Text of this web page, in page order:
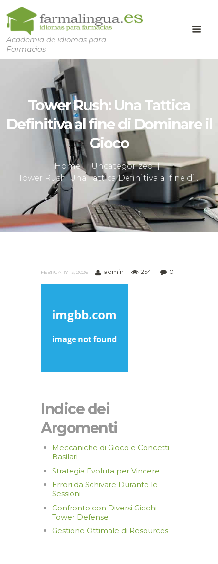
Academia de idiomas para
Farmacias
Tower Rush: Una Tattica
Definitiva al fine di Dominare il
Gioco
Home
Uncategorized
Tower Rush: Una Tattica Definitiva al fine di...
FEBRUARY 13, 2026 admin 254 0
Indice dei
Argomenti
Meccaniche di Gioco e Concetti
Basilari
Strategia Evoluta per Vincere
Errori da Schivare Durante le
Sessioni
Confronto con Diversi Giochi
Tower Defense
Gestione Ottimale di Resources